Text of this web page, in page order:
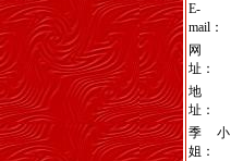
E-
mail：
网
址：
地
址：
季小
姐：